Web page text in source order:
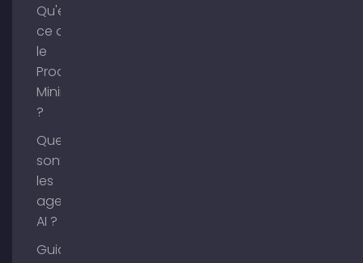
Qu'est-
ce que
le
Process
Mining
?
Que
sont
les
agents
AI ?
Guide